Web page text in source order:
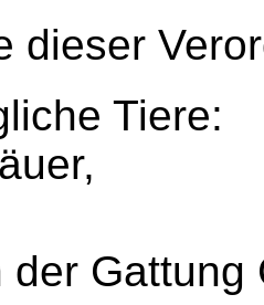
dieser
Tiere:
der Gattung